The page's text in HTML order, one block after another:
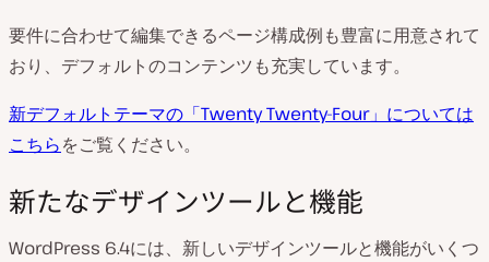
要件に合わせて編集できるページ構成例も豊富に用意されて
おり、デフォルトのコンテンツも充実しています。
新デフォルトテーマの「Twenty Twenty-Four」については
こちらをご覧ください。
新たなデザインツールと機能
WordPress 6.4には、新しいデザインツールと機能がいくつ